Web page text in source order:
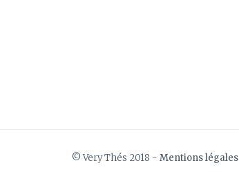
© Very Thés 2018 - Mentions légales